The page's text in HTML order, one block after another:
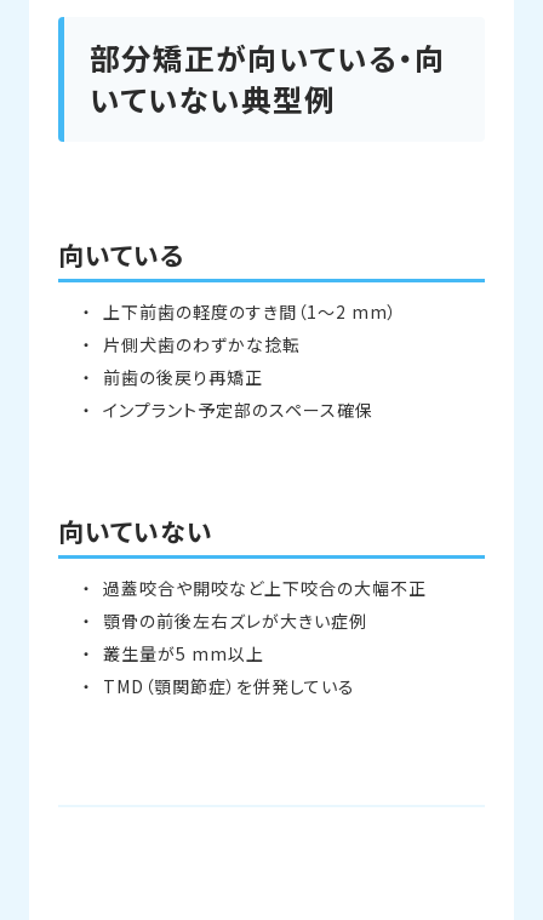
部分矯正が向いている・向
いていない典型例
向いている
上下前歯の軽度のすき間（1～2 mm）
片側犬歯のわずかな捻転
前歯の後戻り再矯正
インプラント予定部のスペース確保
向いていない
過蓋咬合や開咬など上下咬合の大幅不正
顎骨の前後左右ズレが大きい症例
叢生量が5 mm以上
TMD（顎関節症）を併発している